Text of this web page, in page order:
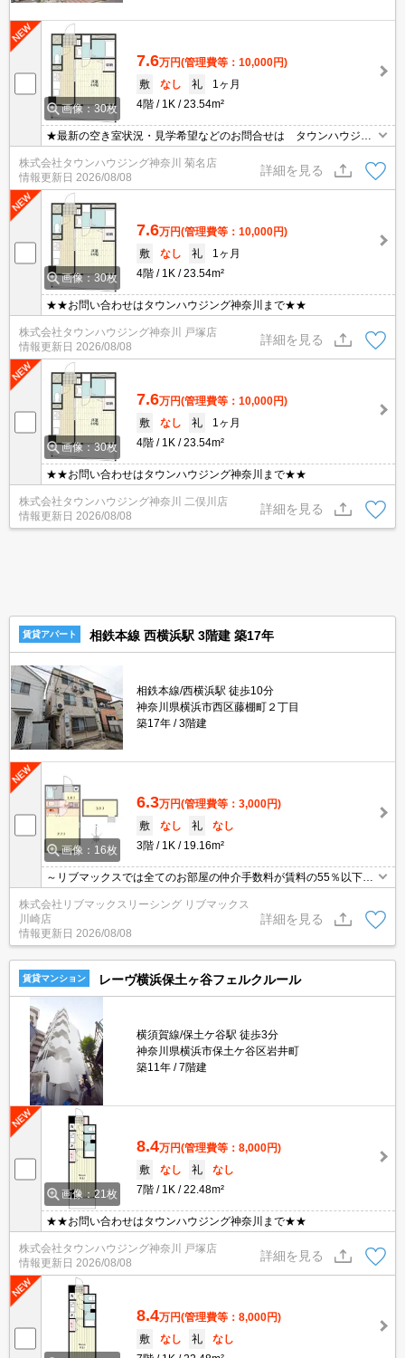
画像：30枚
7.6万円(管理費等：10,000円)
敷
なし 礼
1ヶ月
4階
1K 23.54m²
★最新の空き室状況・見学希望などのお問合せは タウンハウジン
株式会社タウンハウジング神奈川 菊名店
情報更新日 2026/08/08
詳細を見る
画像：30枚
7.6万円(管理費等：10,000円)
敷
なし 礼
1ヶ月
4階
1K 23.54m²
★★お問い合わせはタウンハウジング神奈川まで★★
株式会社タウンハウジング神奈川 戸塚店
情報更新日 2026/08/08
詳細を見る
画像：30枚
7.6万円(管理費等：10,000円)
敷
なし 礼
1ヶ月
4階
1K 23.54m²
★★お問い合わせはタウンハウジング神奈川まで★★
株式会社タウンハウジング神奈川 二俣川店
情報更新日 2026/08/08
詳細を見る
賃貸アパート 相鉄本線 西横浜駅 3階建 築17年
相鉄本線/西横浜駅 徒歩10分
神奈川県横浜市西区藤棚町２丁目
築17年
3階建
画像：16枚
6.3万円(管理費等：3,000円)
敷
なし 礼
なし
3階
1K 19.16m²
～リブマックスでは全てのお部屋の仲介手数料が賃料の55％以下に
フリーレント１ヶ月 ★
株式会社リブマックスリーシング リブマックス
川崎店
情報更新日 2026/08/08
詳細を見る
賃貸マンション レーヴ横浜保土ヶ谷フェルクルール
横須賀線/保土ケ谷駅 徒歩3分
神奈川県横浜市保土ケ谷区岩井町
築11年
7階建
画像：21枚
8.4万円(管理費等：8,000円)
敷
なし 礼
なし
7階
1K 22.48m²
★★お問い合わせはタウンハウジング神奈川まで★★
株式会社タウンハウジング神奈川 戸塚店
情報更新日 2026/08/08
詳細を見る
8.4万円(管理費等：8,000円)
敷
なし 礼
なし